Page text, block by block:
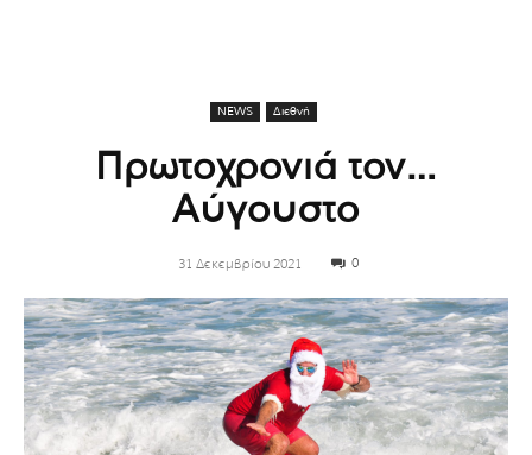
NEWS Διεθνή
Πρωτοχρονιά τον…
Αύγουστο
31 Δεκεμβρίου 2021 0